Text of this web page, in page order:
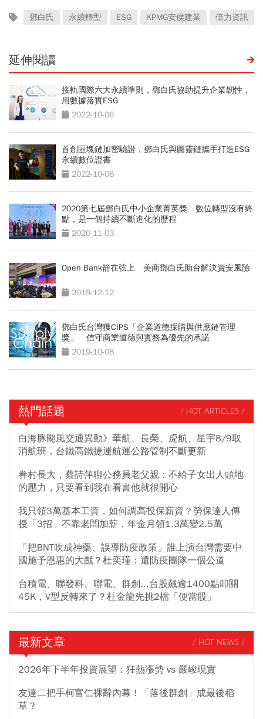
鄧白氏 永續轉型 ESG KPMG安侯建業 倍力資訊
延伸閱讀
接軌國際六大永續準則，鄧白氏協助提升企業韌性，
用數據落實ESG
2022-10-06
首創區塊鏈加密驗證，鄧白氏與圖靈鏈攜手打造ESG
永續數位證書
2022-10-06
2020第七屆鄧白氏中小企業菁英獎 數位轉型沒有終
點，是一個持續不斷進化的歷程
2020-11-03
Open Bank箭在弦上 美商鄧白氏助台解決資安風險
2019-12-12
鄧白氏台灣獲CIPS「企業道德採購與供應鏈管理
獎」 信守商業道德與實務為優先的承諾
2019-10-08
熱門話題 / HOT ARTICLES /
白海豚颱風交通異動》華航、長榮、虎航、星宇8/9取
消航班，台鐵高鐵捷運航運公路管制不斷更新
眷村長大，蔡詩萍聊公務員老父親：不給子女出人頭地
的壓力，只要看到我在看書他就很開心
我只領3萬基本工資，如何調高投保薪資？勞保達人傳
授「3招」不靠老闆加薪，年金月領1.3萬變2.5萬
「把BNT吹成神藥、誤導防疫政策」誰上演台灣需要中
國施予恩惠的大戲？杜奕瑾：還防疫團隊一個公道
台積電、聯發科、聯電、群創...台股飆逾1400點叩關
45K，V型反轉來了？杜金龍先挑2檔「便當股」
最新文章 / HOT NEWS /
2026年下半年投資展望：狂熱漲勢 vs 嚴峻現實
友達二把手柯富仁裸辭內幕！「落後群創」成最後稻
草？